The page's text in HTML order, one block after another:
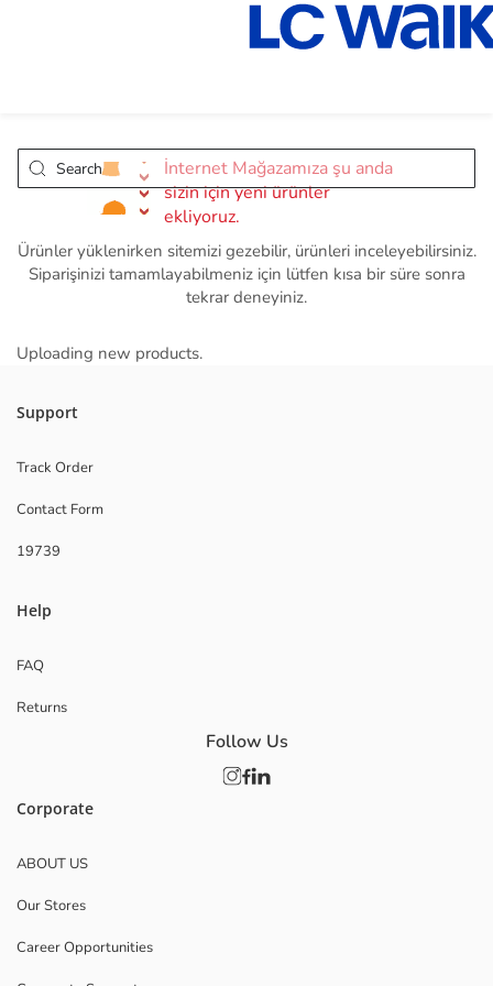
İnternet Mağazamıza şu anda
sizin için yeni ürünler
ekliyoruz.
Ürünler yüklenirken sitemizi gezebilir, ürünleri inceleyebilirsiniz.
Siparişinizi tamamlayabilmeniz için lütfen kısa bir süre sonra
tekrar deneyiniz.
Uploading new products.
Support
Track Order
Contact Form
19739
Help
FAQ
Returns
Corporate
ABOUT US
Our Stores
Career Opportunities
Follow Us